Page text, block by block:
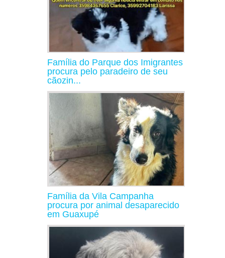
Família do Parque dos Imigrantes
procura pelo paradeiro de seu
cãozin...
Família da Vila Campanha
procura por animal desaparecido
em Guaxupé